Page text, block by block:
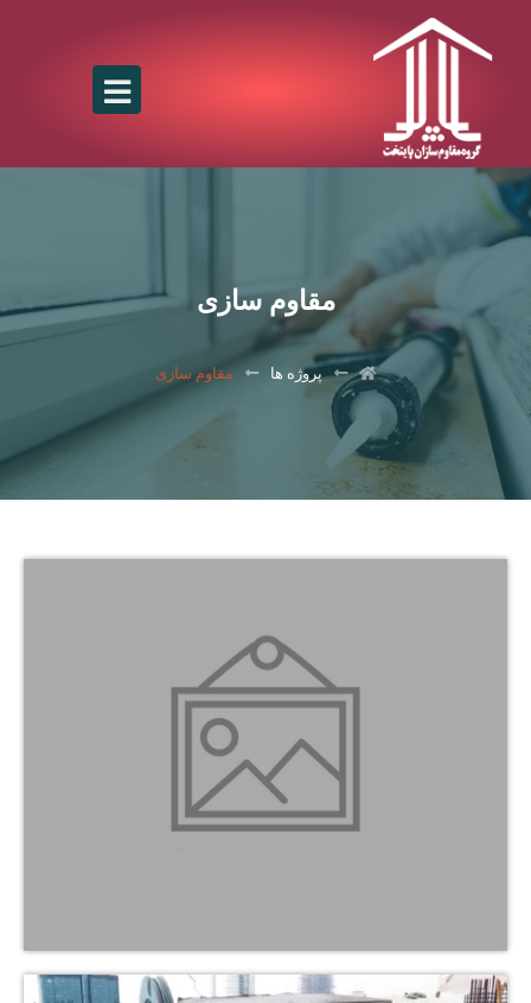
مقاوم سازی
پروژه ها مقاوم سازی